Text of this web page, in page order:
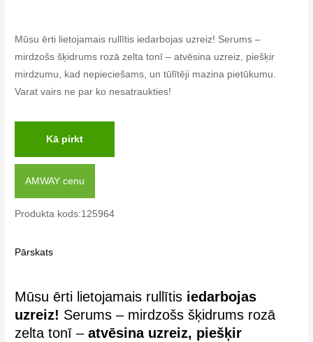
Mūsu ērti lietojamais rullītis iedarbojas uzreiz! Serums –
mirdzošs šķidrums rozā zelta tonī – atvēsina uzreiz, piešķir
mirdzumu, kad nepieciešams, un tūlītēji mazina pietūkumu.
Varat vairs ne par ko nesatraukties!
Kā pirkt
AMWAY cenu
Produkta kods:125964
Pārskats
Mūsu ērti lietojamais rullītis iedarbojas
uzreiz! Serums – mirdzošs šķidrums rozā
zelta tonī –atvēsina uzreiz, piešķir